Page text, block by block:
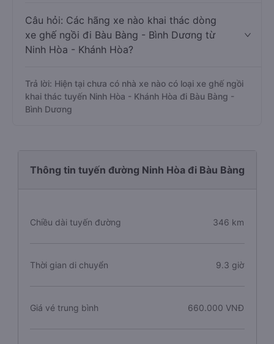
Câu hỏi: Các hãng xe nào khai thác dòng
xe ghế ngồi đi Bàu Bàng - Bình Dương từ
Ninh Hòa - Khánh Hòa?
Trả lời: Hiện tại chưa có nhà xe nào có loại xe ghế ngồi
khai thác tuyến Ninh Hòa - Khánh Hòa đi Bàu Bàng -
Bình Dương
Thông tin tuyến đường Ninh Hòa đi Bàu Bàng
Chiều dài tuyến đường 346 km
Thời gian di chuyển 9.3 giờ
Giá vé trung bình 660.000 VNĐ